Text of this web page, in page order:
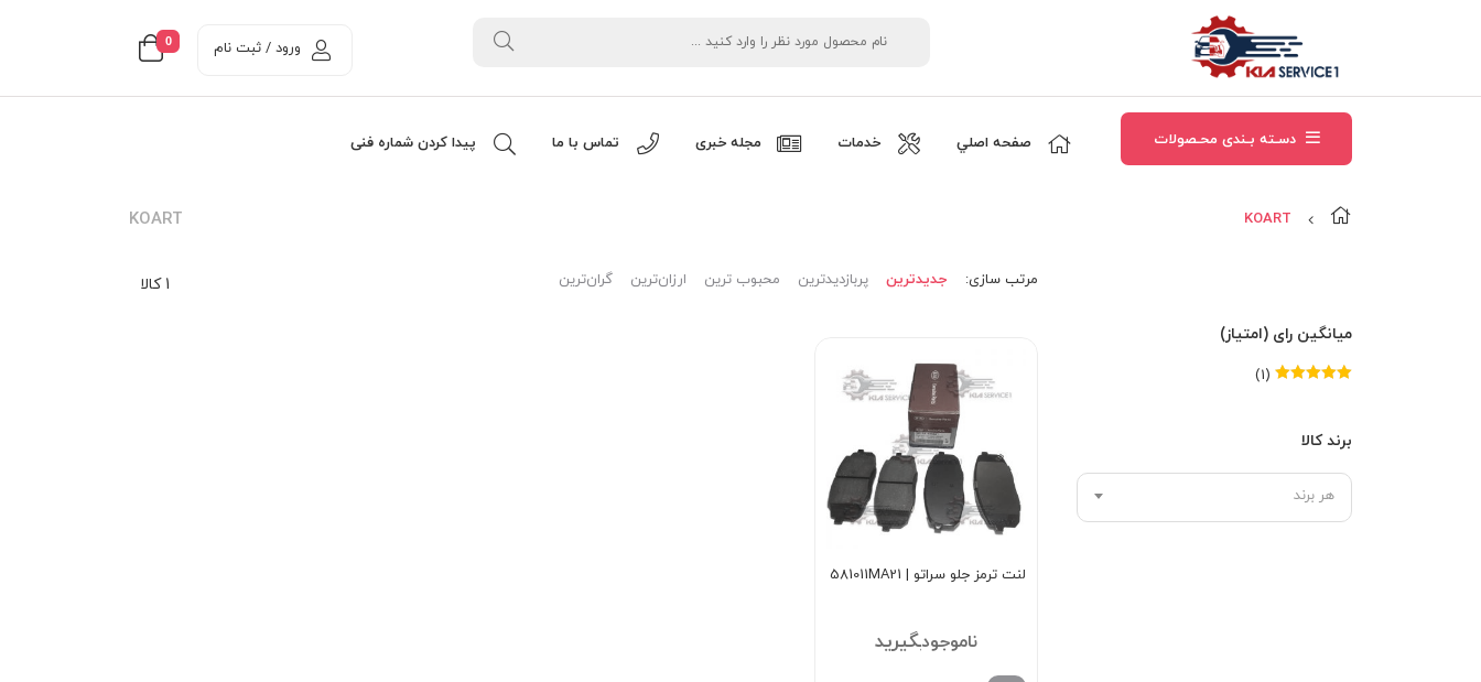
0 ورود / ثبت نام
دسـته بـندی محـصولات صفحه اصلي خدمات مجله خبری تماس با ما پیدا کردن شماره فنی
KOART KOART
میانگین رای (امتیاز)
(1)
برند کالا
هر برند
1 کالا مرتب‌ سازی: جدیدترین پربازدیدترین محبوب ترین ارزان‌ترین گران‌ترین
لنت ترمز جلو سراتو | 581011MA21
تماس بگیرید